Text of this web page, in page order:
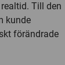
Till den
kunde
förändrade